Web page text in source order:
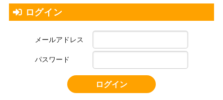
ログイン
メールアドレス
パスワード
ログイン